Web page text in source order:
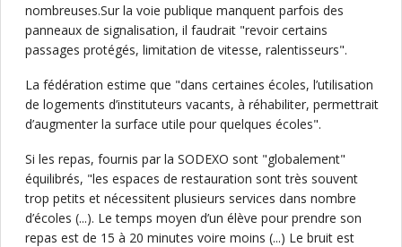
nombreuses.Sur la voie publique manquent parfois des
panneaux de signalisation, il faudrait "revoir certains
passages protégés, limitation de vitesse, ralentisseurs".
La fédération estime que "dans certaines écoles, l’utilisation
de logements d’instituteurs vacants, à réhabiliter, permettrait
d’augmenter la surface utile pour quelques écoles".
Si les repas, fournis par la SODEXO sont "globalement"
équilibrés, "les espaces de restauration sont très souvent
trop petits et nécessitent plusieurs services dans nombre
d’écoles (...). Le temps moyen d’un élève pour prendre son
repas est de 15 à 20 minutes voire moins (...) Le bruit est